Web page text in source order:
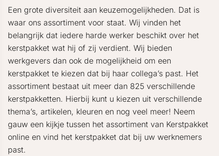
Een grote diversiteit aan keuzemogelijkheden. Dat is
waar ons assortiment voor staat. Wij vinden het
belangrijk dat iedere harde werker beschikt over het
kerstpakket wat hij of zij verdient. Wij bieden
werkgevers dan ook de mogelijkheid om een
kerstpakket te kiezen dat bij haar collega’s past. Het
assortiment bestaat uit meer dan 825 verschillende
kerstpakketten. Hierbij kunt u kiezen uit verschillende
thema’s, artikelen, kleuren en nog veel meer! Neem
gauw een kijkje tussen het assortiment van Kerstpakket
online en vind het kerstpakket dat bij uw werknemers
past.